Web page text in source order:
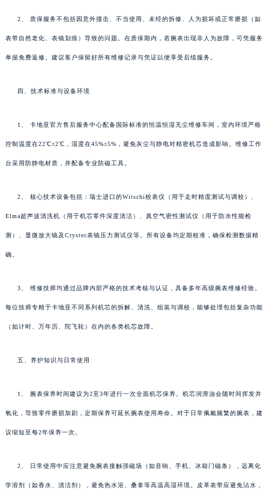
2、 质保服务不包括因意外撞击、不当使用、未经的拆修、人为损坏或正常磨损（如
表带自然老化、表镜划痕）导致的问题。在质保期内，若腕表出现非人为故障，可凭服务
单据免费返修。建议客户保留好所有维修记录与凭证以便享受后续服务。
四、技术标准与设备环境
1、 卡地亚官方售后服务中心配备国际标准的恒温恒湿无尘维修车间，室内环境严格
控制温度在22℃±2℃，湿度在45%±5%，避免灰尘与静电对精密机芯造成影响。维修工作
台采用防静电材质，并配备专业防磁工具。
2、 核心技术设备包括：瑞士进口的Witschi校表仪（用于走时精度测试与调校）、
Elma超声波清洗机（用于机芯零件深度清洁）、真空气密性测试仪（用于防水性能检
测）、显微放大镜及Crystec表镜压力测试仪等。所有设备均定期校准，确保检测数据精
确。
3、 维修技师均通过品牌内部严格的技术考核与认证，具备多年高级腕表维修经验。
每位技师专精于卡地亚不同系列机芯的拆解、清洗、组装与调校，能够处理包括复杂功能
（如计时、万年历、陀飞轮）在内的各类机芯故障。
五、养护知识与日常使用
1、 腕表保养时间建议为2至3年进行一次全面机芯保养。机芯润滑油会随时间挥发并
氧化，导致零件磨损加剧，定期保养可延长腕表使用寿命。对于日常佩戴频繁的腕表，建
议缩短至每2年保养一次。
2、 日常使用中应注意避免腕表接触强磁场（如音响、手机、冰箱门磁条），远离化
学溶剂（如香水、清洁剂），避免热水浴、桑拿等高温高湿环境。皮革表带应避免沾水，